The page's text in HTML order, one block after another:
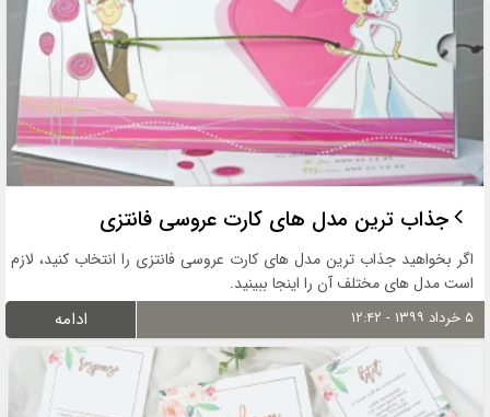
جذاب ترین مدل های کارت عروسی فانتزی
اگر بخواهید جذاب ترین مدل های کارت عروسی فانتزی را انتخاب کنید، لازم
است مدل های مختلف آن را اینجا ببینید.
۵ خرداد ۱۳۹۹ - ۱۲:۴۲ ادامه